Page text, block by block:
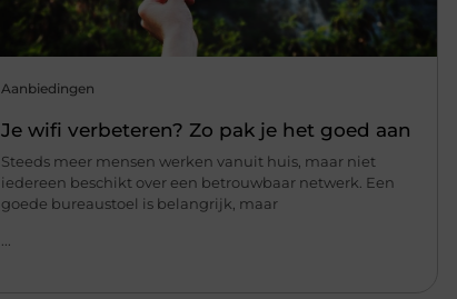
Aanbiedingen
Je wifi verbeteren? Zo pak je het goed aan
Steeds meer mensen werken vanuit huis, maar niet
iedereen beschikt over een betrouwbaar netwerk. Een
goede bureaustoel is belangrijk, maar
...